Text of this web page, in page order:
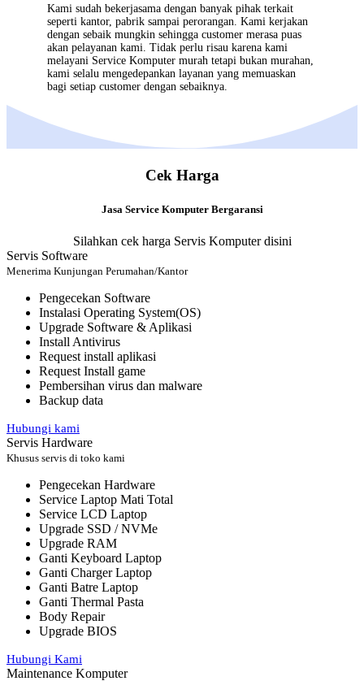
Kami sudah bekerjasama dengan banyak pihak terkait
seperti kantor, pabrik sampai perorangan. Kami kerjakan
dengan sebaik mungkin sehingga customer merasa puas
akan pelayanan kami. Tidak perlu risau karena kami
melayani Service Komputer murah tetapi bukan murahan,
kami selalu mengedepankan layanan yang memuaskan
bagi setiap customer dengan sebaiknya.
Cek Harga
Jasa Service Komputer Bergaransi
Silahkan cek harga Servis Komputer disini
Servis Software
Menerima Kunjungan Perumahan/Kantor
Pengecekan Software
Instalasi Operating System(OS)
Upgrade Software & Aplikasi
Install Antivirus
Request install aplikasi
Request Install game
Pembersihan virus dan malware
Backup data
Hubungi kami
Servis Hardware
Khusus servis di toko kami
Pengecekan Hardware
Service Laptop Mati Total
Service LCD Laptop
Upgrade SSD / NVMe
Upgrade RAM
Ganti Keyboard Laptop
Ganti Charger Laptop
Ganti Batre Laptop
Ganti Thermal Pasta
Body Repair
Upgrade BIOS
Hubungi Kami
Maintenance Komputer